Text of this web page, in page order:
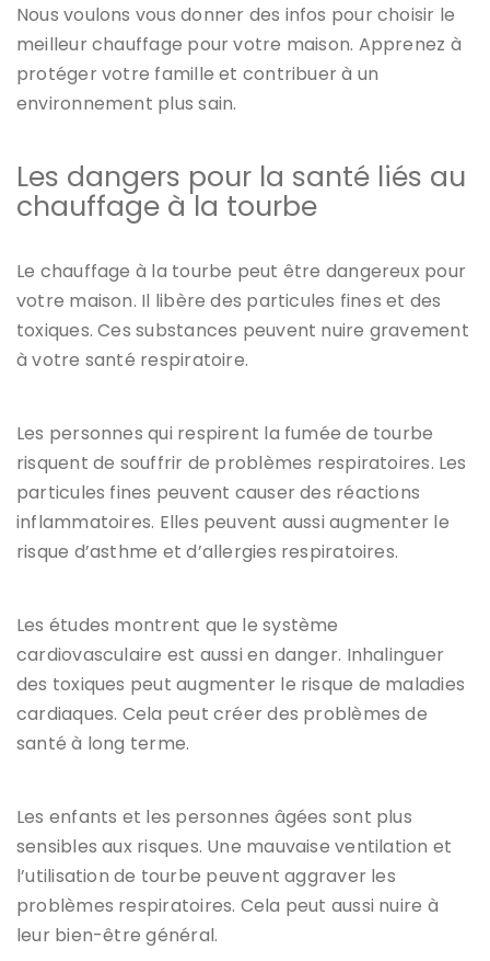
Nous voulons vous donner des infos pour choisir le
meilleur chauffage pour votre maison. Apprenez à
protéger votre famille et contribuer à un
environnement plus sain.
Les dangers pour la santé liés au
chauffage à la tourbe
Le chauffage à la tourbe peut être dangereux pour
votre maison. Il libère des particules fines et des
toxiques. Ces substances peuvent nuire gravement
à votre santé respiratoire.
Les personnes qui respirent la fumée de tourbe
risquent de souffrir de problèmes respiratoires. Les
particules fines peuvent causer des réactions
inflammatoires. Elles peuvent aussi augmenter le
risque d’asthme et d’allergies respiratoires.
Les études montrent que le système
cardiovasculaire est aussi en danger. Inhalinguer
des toxiques peut augmenter le risque de maladies
cardiaques. Cela peut créer des problèmes de
santé à long terme.
Les enfants et les personnes âgées sont plus
sensibles aux risques. Une mauvaise ventilation et
l’utilisation de tourbe peuvent aggraver les
problèmes respiratoires. Cela peut aussi nuire à
leur bien-être général.